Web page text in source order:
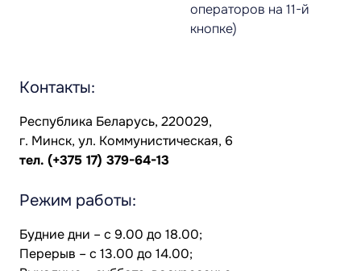
операторов на 11-й
кнопке)
Контакты:
Республика Беларусь, 220029,
г. Минск, ул. Коммунистическая, 6
тел. (+375 17) 379-64-13
Режим работы:
Будние дни – с 9.00 до 18.00;
Перерыв – с 13.00 до 14.00;